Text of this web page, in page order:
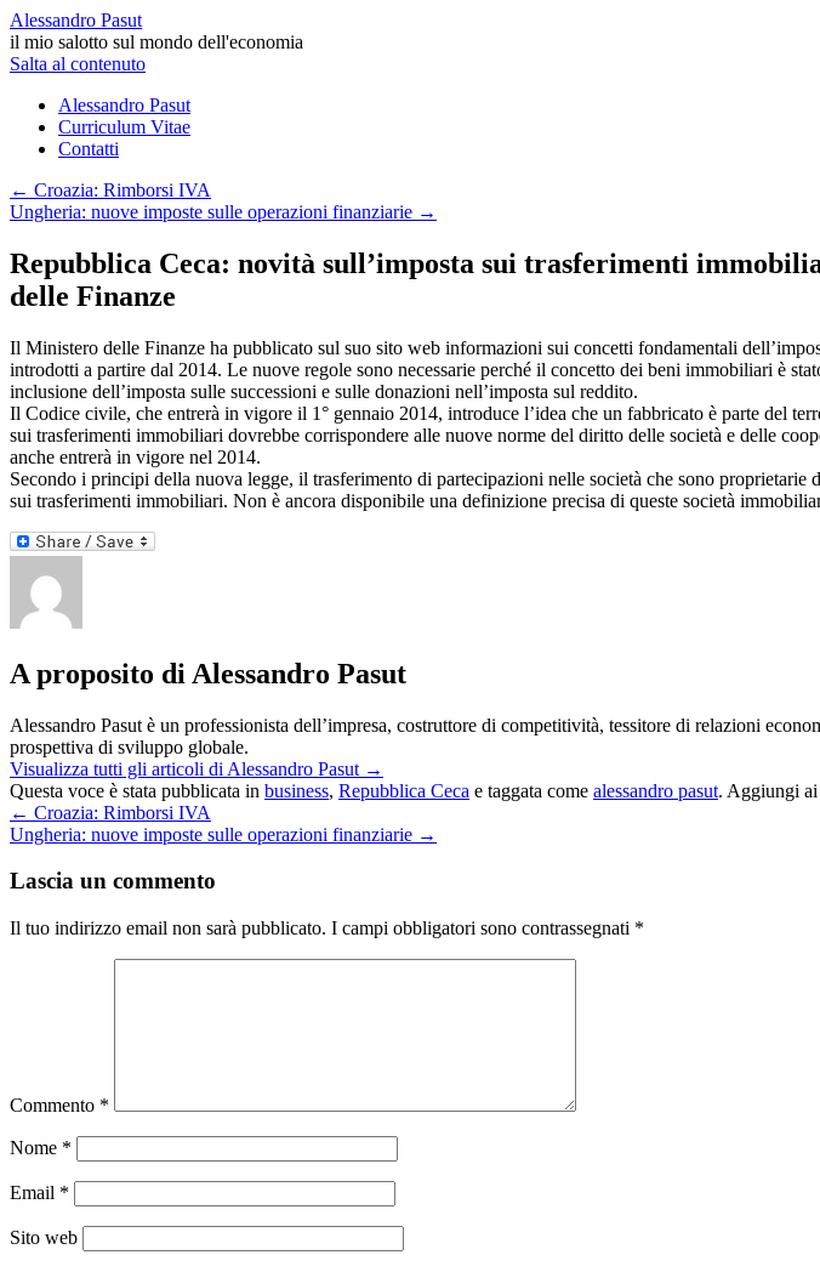
Alessandro Pasut
il mio salotto sul mondo dell'economia
Salta al contenuto
Alessandro Pasut
Curriculum Vitae
Contatti
← Croazia: Rimborsi IVA
Ungheria: nuove imposte sulle operazioni finanziarie →
Repubblica Ceca: novità sull’imposta sui trasferimenti
delle Finanze
Il Ministero delle Finanze ha pubblicato sul suo sito web informazioni sui concetti fondamentali
introdotti a partire dal 2014. Le nuove regole sono necessarie perché il concetto dei beni immobiliari è
inclusione dell’imposta sulle successioni e sulle donazioni nell’imposta sul reddito.
Il Codice civile, che entrerà in vigore il 1° gennaio 2014, introduce l’idea che un fabbricato è parte del
sui trasferimenti immobiliari dovrebbe corrispondere alle nuove norme del diritto delle società e delle
anche entrerà in vigore nel 2014.
Secondo i principi della nuova legge, il trasferimento di partecipazioni nelle società che sono proprietarie
sui trasferimenti immobiliari. Non è ancora disponibile una definizione precisa di queste società
A proposito di Alessandro Pasut
Alessandro Pasut è un professionista dell’impresa, costruttore di competitività, tessitore di relazioni
prospettiva di sviluppo globale.
Visualizza tutti gli articoli di Alessandro Pasut →
Questa voce è stata pubblicata in business, Repubblica Ceca e taggata come alessandro pasut. Aggiungi
← Croazia: Rimborsi IVA
Ungheria: nuove imposte sulle operazioni finanziarie →
Lascia un commento
Il tuo indirizzo email non sarà pubblicato. I campi obbligatori sono contrassegnati *
Commento *
Nome *
Email *
Sito web